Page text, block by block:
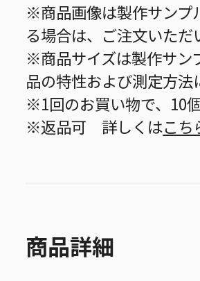
※商品画像は製作サンプ
る場合は、ご注文いた
※商品サイズは製作サン
品の特性および測定方
※1回のお買い物で、10
※返品可 詳しくはこち
商品詳細